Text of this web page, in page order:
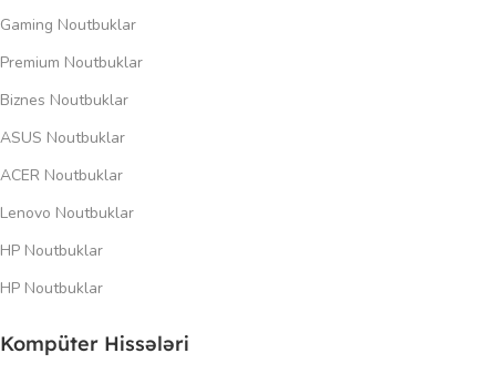
Gaming Noutbuklar
Premium Noutbuklar
Biznes Noutbuklar
ASUS Noutbuklar
ACER Noutbuklar
Lenovo Noutbuklar
HP Noutbuklar
HP Noutbuklar
Kompüter Hissələri